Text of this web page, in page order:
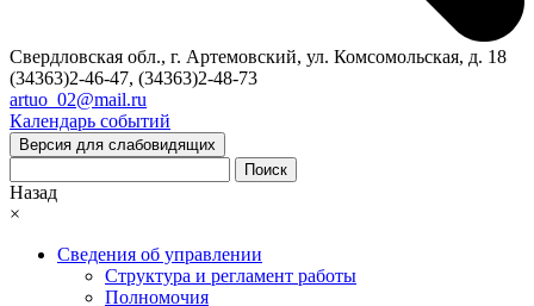
Свердловская обл., г. Артемовский, ул. Комсомольская, д. 18
(34363)2-46-47, (34363)2-48-73
artuo_02@mail.ru
Календарь событий
Версия для слабовидящих
Поиск
Назад
×
Сведения об управлении
Структура и регламент работы
Полномочия